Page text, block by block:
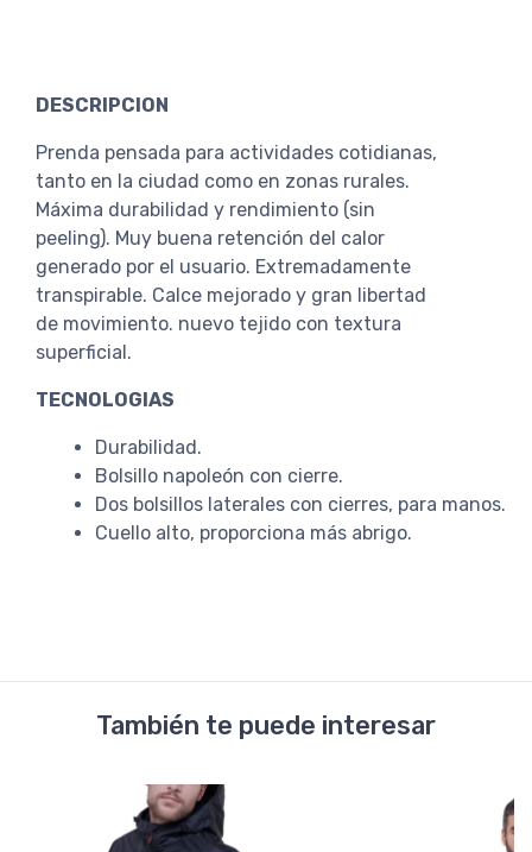
DESCRIPCION
Prenda pensada para actividades cotidianas,
tanto en la ciudad como en zonas rurales.
Máxima durabilidad y rendimiento (sin
peeling). Muy buena retención del calor
generado por el usuario. Extremadamente
transpirable. Calce mejorado y gran libertad
de movimiento. nuevo tejido con textura
superficial.
TECNOLOGIAS
Durabilidad.
Bolsillo napoleón con cierre.
Dos bolsillos laterales con cierres, para manos.
Cuello alto, proporciona más abrigo.
También te puede interesar